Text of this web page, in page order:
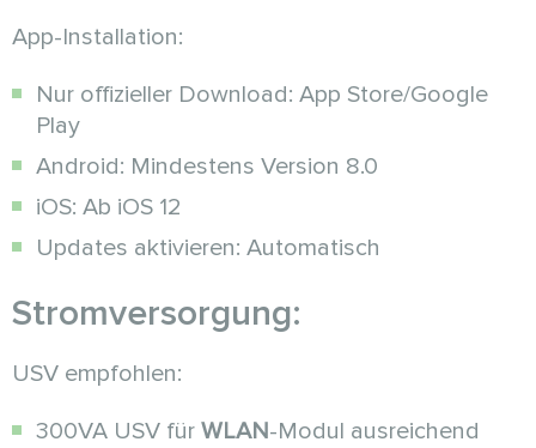
App-Installation:
Nur offizieller Download: App Store/Google
Play
Android: Mindestens Version 8.0
iOS: Ab iOS 12
Updates aktivieren: Automatisch
Stromversorgung:
USV empfohlen:
300VA USV für WLAN-Modul ausreichend